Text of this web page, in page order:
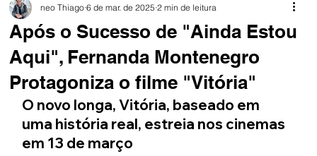
Após o Sucesso de "Ainda Estou
Aqui", Fernanda Montenegro
Protagoniza o filme "Vitória"
neo Thiago 6 de mar. de 2025 2 min de leitura
O novo longa, Vitória, baseado em
uma história real, estreia nos cinemas
em 13 de março